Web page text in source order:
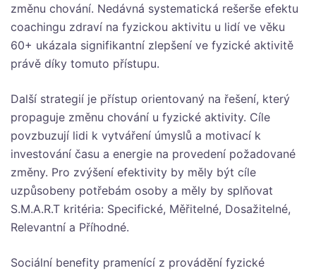
změnu chování. Nedávná systematická rešerše efektu
coachingu zdraví na fyzickou aktivitu u lidí ve věku
60+ ukázala signifikantní zlepšení ve fyzické aktivitě
právě díky tomuto přístupu.
Další strategií je přístup orientovaný na řešení, který
propaguje změnu chování u fyzické aktivity. Cíle
povzbuzují lidi k vytváření úmyslů a motivací k
investování času a energie na provedení požadované
změny. Pro zvýšení efektivity by měly být cíle
uzpůsobeny potřebám osoby a měly by splňovat
S.M.A.R.T kritéria: Specifické, Měřitelné, Dosažitelné,
Relevantní a Příhodné.
Sociální benefity pramenící z provádění fyzické